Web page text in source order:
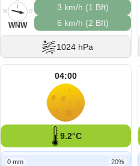
O
S
W
WNW
3 km/h (1 Bft)
6 km/h (2 Bft)
1024 hPa
04:00
9.2°C
0 mm 20%